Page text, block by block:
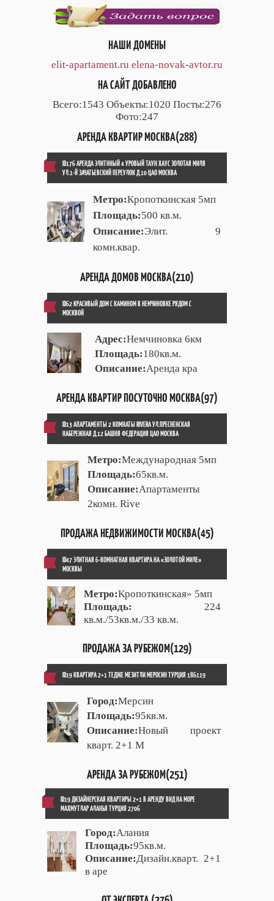
НАШИ ДОМЕНЫ
elit-apartament.ru elena-novak-avtor.ru
НА САЙТ ДОБАВЛЕНО
Всего:1543 Объекты:1020 Посты:276
Фото:247
АРЕНДА КВАРТИР МОСКВА(288)
ID176 АРЕНДА ЭЛИТННЫЙ 4 УРОВЫЙ ТАУН ХАУС ЗОЛОТАЯ МИЛЯ
УЛ.1-Й ЗАЧАТЬЕВСКИЙ ПЕРЕУЛОК Д.10 ЦАО МОСКВА
Метро:Кропоткинская 5мп
Площадь:500 кв.м.
Описание:Элит. 9
комн.квар.
АРЕНДА ДОМОВ МОСКВА(210)
ID62 КРАСИВЫЙ ДОМ С КАМИНОМ В НЕМЧИНОВКЕ РЯДОМ С
МОСКВОЙ
Адрес:Немчиновка 6км
Площадь:180кв.м.
Описание:Аренда кра
АРЕНДА КВАРТИР ПОСУТОЧНО МОСКВА(97)
ID13 АПАРТАМЕНТЫ 2 КОМНАТЫ RIVERA УЛ.ПРЕСНЕНСКАЯ
НАБЕРЕЖНАЯ Д.12 БАШНЯ ФЕДЕРАЦИЯ ЦАО МОСКВА
Метро:Международная 5мп
Площадь:65кв.м.
Описание:Апартаменты
2комн. Rive
ПРОДАЖА НЕДВИЖИМОСТИ МОСКВА(45)
ID47 ЭЛИТНАЯ 6-КОМНАТНАЯ КВАРТИРА НА «ЗОЛОТОЙ МИЛЕ»
МОСКВЫ
Метро:Кропоткинская» 5мп
Площадь:
224
кв.м./53кв.м./33 кв.м.
ПРОДАЖА ЗА РУБЕЖОМ(129)
ID19 КВАРТИРА 2+1 ТЕДЖЕ МЕЗИТЛИ МЕРОСИН ТУРЦИЯ 186119
Город:Мерсин
Площадь:95кв.м.
Описание:Новый проект
кварт. 2+1 М
АРЕНДА ЗА РУБЕЖОМ(251)
ID19 ДИЗАЙНЕРСКАЯ КВАРТИРЫ 2+1 В АРЕНДУ ВИД НА МОРЕ
МАХМУТЛАР АЛАНЬЯ ТУРЦИЯ 2706
Город:Алания
Площадь:95кв.м.
Описание: Дизайн.кварт. 2+1
в аре